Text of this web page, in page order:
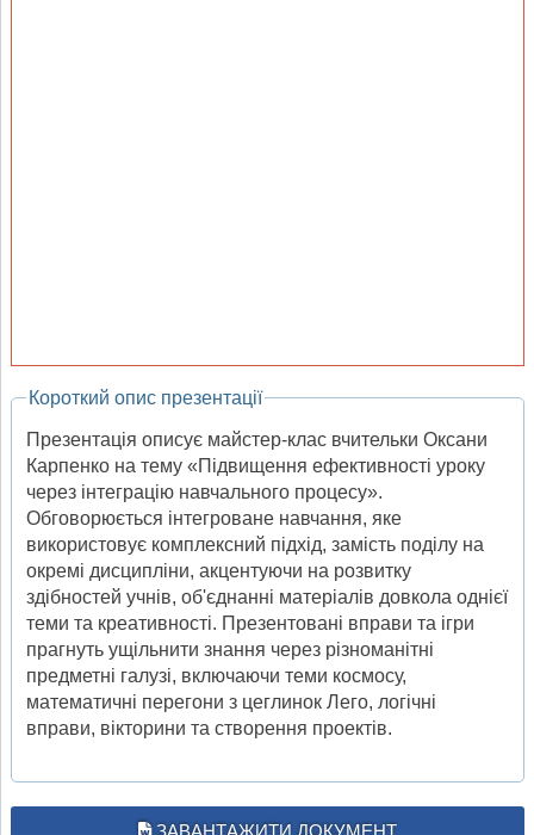
Короткий опис презентації
Презентація описує майстер-клас вчительки Оксани
Карпенко на тему «Підвищення ефективності уроку
через інтеграцію навчального процесу».
Обговорюється інтегроване навчання, яке
використовує комплексний підхід, замість поділу на
окремі дисципліни, акцентуючи на розвитку
здібностей учнів, об'єднанні матеріалів довкола однієї
теми та креативності. Презентовані вправи та ігри
прагнуть ущільнити знання через різноманітні
предметні галузі, включаючи теми космосу,
математичні перегони з цеглинок Лего, логічні
вправи, вікторини та створення проектів.